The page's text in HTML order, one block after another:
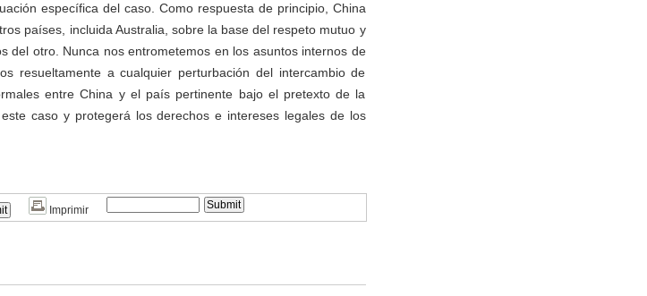
específica del caso. Como respuesta de principio, China
países, incluida Australia, sobre la base del respeto mutuo y
del otro. Nunca nos entrometemos en los asuntos internos de
resueltamente a cualquier perturbación del intercambio de
entre China y el país pertinente bajo el pretexto de la
caso y protegerá los derechos e intereses legales de los
Imprimir